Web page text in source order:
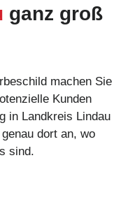
ganz groß
machen Sie
Kunden
in Landkreis Lindau
dort an, wo
sind.